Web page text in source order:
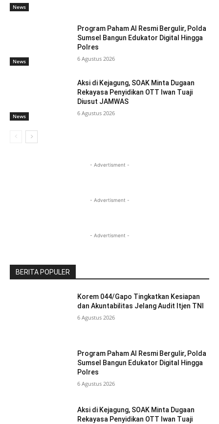
News
News
Program Paham AI Resmi Bergulir, Polda
Sumsel Bangun Edukator Digital Hingga
Polres
6 Agustus 2026
News
Aksi di Kejagung, SOAK Minta Dugaan
Rekayasa Penyidikan OTT Iwan Tuaji
Diusut JAMWAS
6 Agustus 2026
- Advertisment -
- Advertisment -
- Advertisment -
BERITA POPULER
Korem 044/Gapo Tingkatkan Kesiapan
dan Akuntabilitas Jelang Audit Itjen TNI
6 Agustus 2026
Program Paham AI Resmi Bergulir, Polda
Sumsel Bangun Edukator Digital Hingga
Polres
6 Agustus 2026
Aksi di Kejagung, SOAK Minta Dugaan
Rekayasa Penyidikan OTT Iwan Tuaji